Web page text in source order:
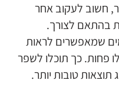
חשוב לעקוב אחר
בהתאם לצורך.
שמאפשרים לראות
פחות. כך תוכלו לשפר
תוצאות טובות יותר.